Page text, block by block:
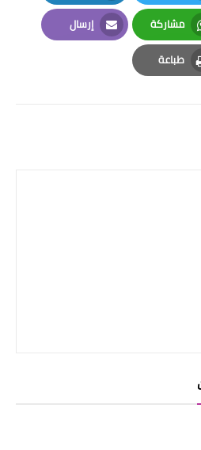
Twitter
LinkedIn
مشاركة
Whatsapp
إرسال
Email
طباعة
Print